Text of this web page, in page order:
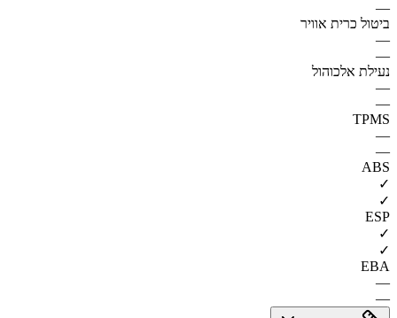
—
ביטול כרית אוויר
—
—
נעילת אלכוהול
—
—
TPMS
—
—
ABS
✓
✓
ESP
✓
✓
EBA
—
—